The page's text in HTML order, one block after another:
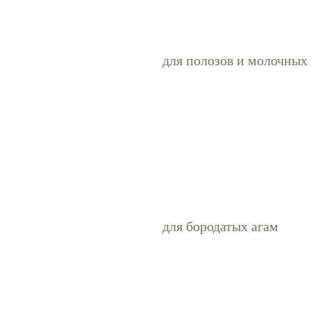
для полозов и молочных
для бородатых агам